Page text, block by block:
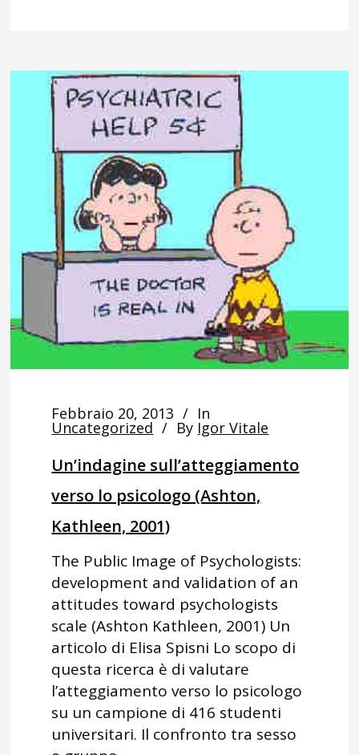
Febbraio 20, 2013 In
Uncategorized By Igor Vitale
Un’indagine sull’atteggiamento
verso lo psicologo (Ashton,
Kathleen, 2001)
The Public Image of Psychologists:
development and validation of an
attitudes toward psychologists
scale (Ashton Kathleen, 2001) Un
articolo di Elisa Spisni Lo scopo di
questa ricerca è di valutare
l’atteggiamento verso lo psicologo
su un campione di 416 studenti
universitari. Il confronto tra sesso